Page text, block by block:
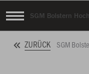
SGM Bolstern
ZURÜCK SGM